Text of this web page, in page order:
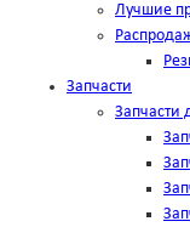
Лучшие
Запчасти
Запчасти